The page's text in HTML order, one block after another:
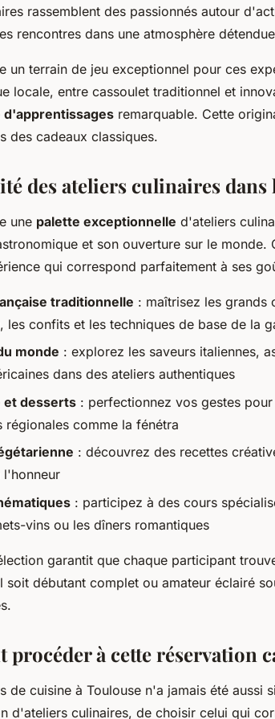
rassemblent des passionnés autour
rencontres dans une atmosphère
un terrain de jeu exceptionnel pour ces
locale, entre cassoulet traditionnel et
remarquable. Cette
des cadeaux classiques.
des ateliers culinaires dans
une palette exceptionnelle d'ateliers
et son ouverture sur le monde.
qui correspond parfaitement à ses
traditionnelle : maîtrisez les grands
les confits et les techniques de base de la
monde : explorez les saveurs italiennes,
dans des ateliers authentiques
et desserts : perfectionnez vos gestes
régionales comme la fénétra
: découvrez des recettes
l'honneur
: participez à des cours
vins ou les dîners romantiques
garantit que chaque participant
soit débutant complet ou amateur éclairé
procéder à cette réservation
de cuisine à Toulouse n'a jamais été aussi
d'ateliers culinaires, de choisir celui qui